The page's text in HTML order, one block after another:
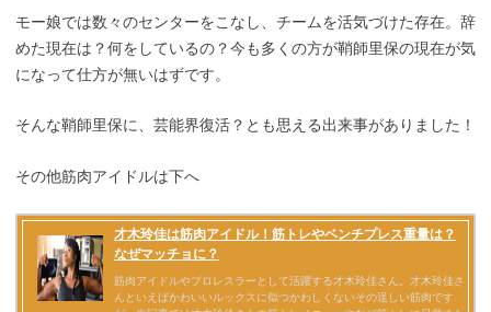
モー娘では数々のセンターをこなし、チームを活気づけた存在。辞
めた現在は？何をしているの？今も多くの方が鞘師里保の現在が気
になって仕方が無いはずです。
そんな鞘師里保に、芸能界復活？とも思える出来事がありました！
その他筋肉アイドルは下へ